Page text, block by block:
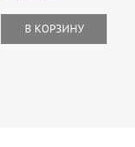
В КОРЗИНУ